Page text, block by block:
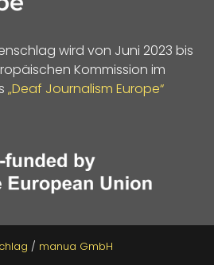
wird von Juni 2023 bis
Kommission im
„Deaf Journalism Europe“
/ manua GmbH